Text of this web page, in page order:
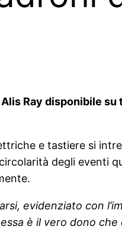
Alis Ray disponibile
e tastiere si
degli eventi
evidenziato con
è il vero dono che